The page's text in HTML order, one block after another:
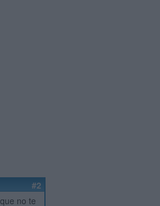
#2
no te